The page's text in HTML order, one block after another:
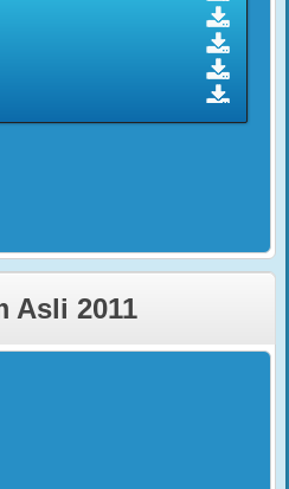
Asli 2011